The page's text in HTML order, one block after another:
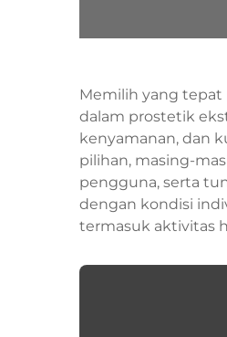
Memilih yang tepat
dalam prostetik
kenyamanan, dan
pilihan, masing-
pengguna, serta
dengan kondisi
termasuk aktivitas